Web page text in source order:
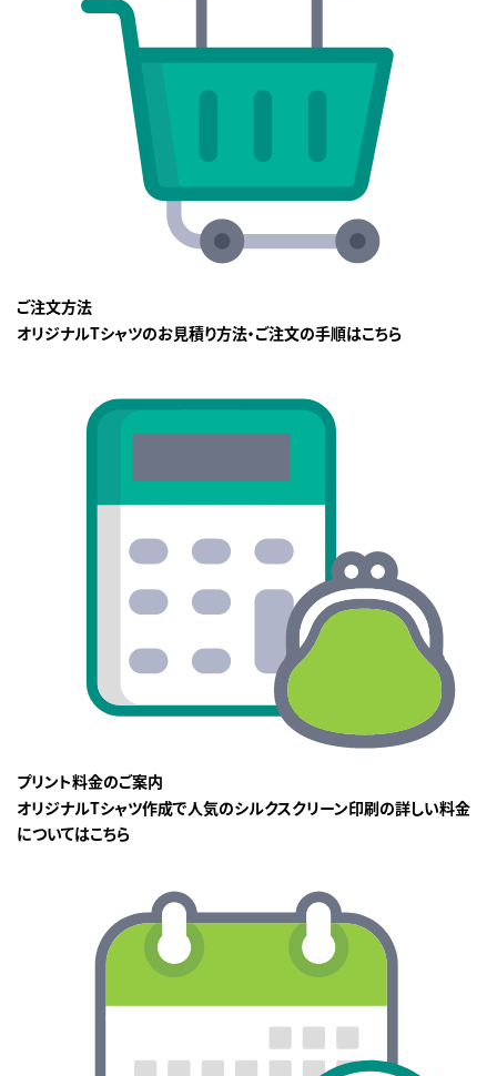
ご注文方法
オリジナルTシャツのお見積り方法・ご注文の手順はこちら
プリント料金のご案内
オリジナルTシャツ作成で人気のシルクスクリーン印刷の詳しい料金
についてはこちら